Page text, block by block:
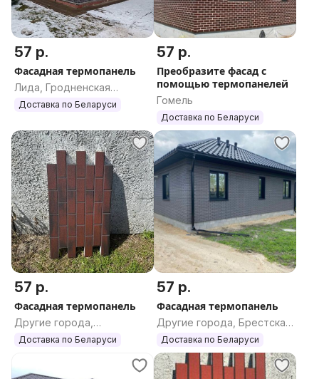
57 р.
Фасадная термопанель
Лида, Гродненская
область
Доставка по Беларуси
57 р.
Преобразите фасад с
помощью термопанелей
Гомель
Доставка по Беларуси
57 р.
Фасадная термопанель
Другие города,
Гродненская область
Доставка по Беларуси
57 р.
Фасадная термопанель
Другие города, Брестская
область
Доставка по Беларуси